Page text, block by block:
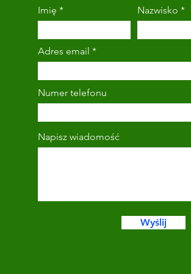
Imię Nazwisko
Adres email
Numer telefonu
Napisz wiadomość
Wyślij